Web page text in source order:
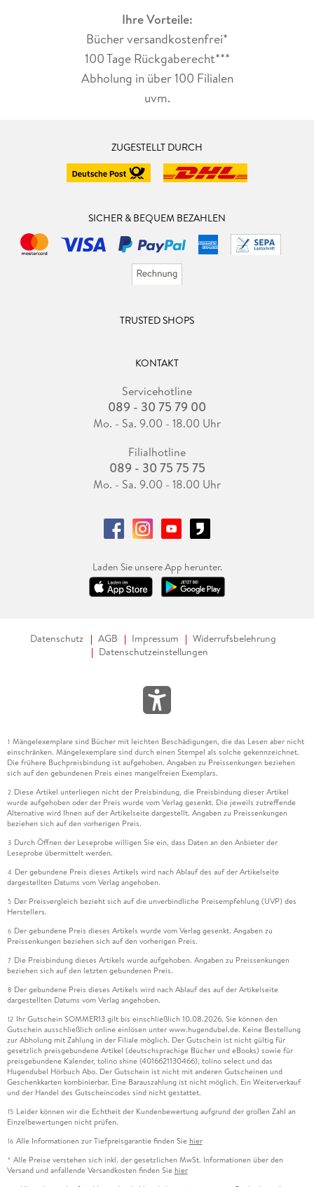
Ihre Vorteile:
Bücher versandkostenfrei*
100 Tage Rückgaberecht***
Abholung in über 100 Filialen
uvm.
ZUGESTELLT DURCH
SICHER & BEQUEM BEZAHLEN
TRUSTED SHOPS
KONTAKT
Servicehotline
089 - 30 75 79 00
Mo. - Sa. 9.00 - 18.00 Uhr
Filialhotline
089 - 30 75 75 75
Mo. - Sa. 9.00 - 18.00 Uhr
Laden Sie unsere App herunter.
Datenschutz AGB Impressum
Widerrufsbelehrung
Datenschutzeinstellungen
1 Mängelexemplare sind Bücher mit leichten Beschädigungen, die das Lesen aber nicht
einschränken. Mängelexemplare sind durch einen Stempel als solche gekennzeichnet.
Die frühere Buchpreisbindung ist aufgehoben. Angaben zu Preissenkungen beziehen
sich auf den gebundenen Preis eines mangelfreien Exemplars.
2 Diese Artikel unterliegen nicht der Preisbindung, die Preisbindung dieser Artikel
wurde aufgehoben oder der Preis wurde vom Verlag gesenkt. Die jeweils zutreffende
Alternative wird Ihnen auf der Artikelseite dargestellt. Angaben zu Preissenkungen
beziehen sich auf den vorherigen Preis.
3 Durch Öffnen der Leseprobe willigen Sie ein, dass Daten an den Anbieter der
Leseprobe übermittelt werden.
4 Der gebundene Preis dieses Artikels wird nach Ablauf des auf der Artikelseite
dargestellten Datums vom Verlag angehoben.
5 Der Preisvergleich bezieht sich auf die unverbindliche Preisempfehlung (UVP) des
Herstellers.
6 Der gebundene Preis dieses Artikels wurde vom Verlag gesenkt. Angaben zu
Preissenkungen beziehen sich auf den vorherigen Preis.
7 Die Preisbindung dieses Artikels wurde aufgehoben. Angaben zu Preissenkungen
beziehen sich auf den letzten gebundenen Preis.
8 Der gebundene Preis dieses Artikels wird nach Ablauf des auf der Artikelseite
dargestellten Datums vom Verlag angehoben.
12 Ihr Gutschein SOMMER13 gilt bis einschließlich 10.08.2026. Sie können den
Gutschein ausschließlich online einlösen unter www.hugendubel.de. Keine Bestellung
zur Abholung mit Zahlung in der Filiale möglich. Der Gutschein ist nicht gültig für
gesetzlich preisgebundene Artikel (deutschsprachige Bücher und eBooks) sowie für
preisgebundene Kalender, tolino shine (4016621130466), tolino select und das
Hugendubel Hörbuch Abo. Der Gutschein ist nicht mit anderen Gutscheinen und
Geschenkkarten kombinierbar. Eine Barauszahlung ist nicht möglich. Ein Weiterverkauf
und der Handel des Gutscheincodes sind nicht gestattet.
15 Leider können wir die Echtheit der Kundenbewertung aufgrund der großen Zahl an
Einzelbewertungen nicht prüfen.
16 Alle Informationen zur Tiefpreisgarantie finden Sie hier
* Alle Preise verstehen sich inkl. der gesetzlichen MwSt. Informationen über den
Versand und anfallende Versandkosten finden Sie hier